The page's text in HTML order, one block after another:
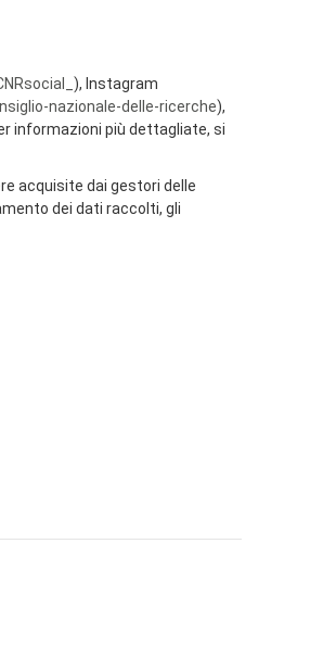
), Instagram
nazionale-delle-ricerche),
informazioni più dettagliate, si
acquisite dai gestori delle
dei dati raccolti, gli